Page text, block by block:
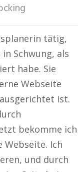
tätig,
Schwung, als
habe. Sie
Webseite
ist.
bekomme ich
Ich
und durch